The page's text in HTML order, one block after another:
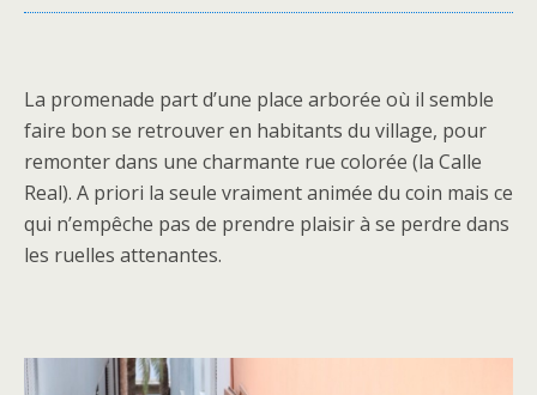
La promenade part d’une place arborée où il semble
faire bon se retrouver en habitants du village, pour
remonter dans une charmante rue colorée (la Calle
Real). A priori la seule vraiment animée du coin mais ce
qui n’empêche pas de prendre plaisir à se perdre dans
les ruelles attenantes.